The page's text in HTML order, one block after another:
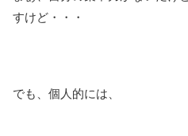
すけど・・・
でも、個人的には、